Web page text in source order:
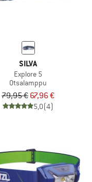
SILVA
Explore 5
Otsalamppu
79,95 € 67,96 €
5,0(4)